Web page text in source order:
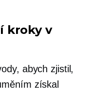
kroky v
abych zjistil,
získal